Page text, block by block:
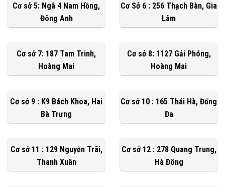
Cơ sở 5: Ngã 4 Nam Hồng,
Đông Anh
Cơ Sở 6 : 256 Thạch Bàn, Gia
Lâm
Cơ sở 7: 187 Tam Trinh,
Hoàng Mai
Cơ sở 8: 1127 Gải Phóng,
Hoàng Mai
Cơ sở 9 : K9 Bách Khoa, Hai
Bà Trưng
Cơ sở 10 : 165 Thái Hà, Đống
Đa
Cơ sở 11 : 129 Nguyễn Trãi,
Thanh Xuân
Cơ sở 12 : 278 Quang Trung,
Hà Đông